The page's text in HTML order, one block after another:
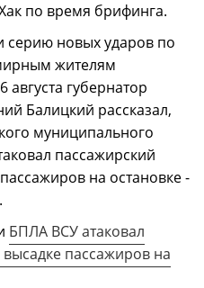
по время брифинга.
серию новых ударов по
жителям
августа губернатор
Балицкий рассказал,
муниципального
пассажирский
на остановке -
БПЛА ВСУ атаковал
пассажиров на